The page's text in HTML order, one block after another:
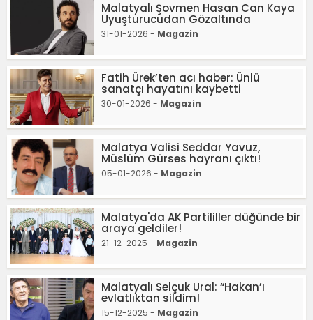
Malatyalı Şovmen Hasan Can Kaya
Uyuşturucudan Gözaltında
31-01-2026 - Magazin
Fatih Ürek’ten acı haber: Ünlü
sanatçı hayatını kaybetti
30-01-2026 - Magazin
Malatya Valisi Seddar Yavuz,
Müslüm Gürses hayranı çıktı!
05-01-2026 - Magazin
Malatya'da AK Partililler düğünde bir
araya geldiler!
21-12-2025 - Magazin
Malatyalı Selçuk Ural: “Hakan’ı
evlatlıktan sildim!
15-12-2025 - Magazin